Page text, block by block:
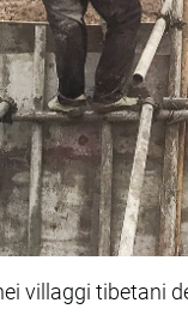
villaggi tibetani